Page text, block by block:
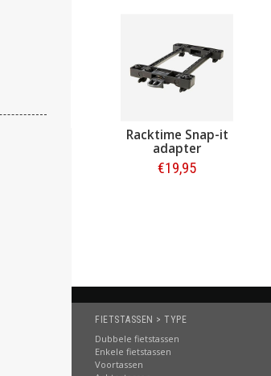
Basil Dubbele fietstas
Ever-Green Thyme
Groen 32L
€69,95
FIETSTASSEN > TYPE
Dubbele fietstassen
Enkele fietstassen
Voortassen